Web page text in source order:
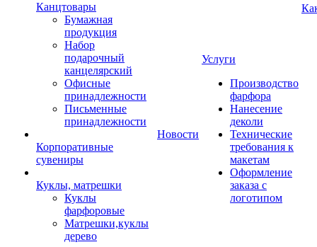
Канцтовары
Бумажная
продукция
Набор
подарочный
канцелярский
Офисные
принадлежности
Письменные
принадлежности
Корпоративные
сувениры
Куклы, матрешки
Куклы
фарфоровые
Матрешки,куклы
дерево
Новости
Услуги
Производство
фарфора
Нанесение
деколи
Технические
требования к
макетам
Оформление
заказа с
логотипом